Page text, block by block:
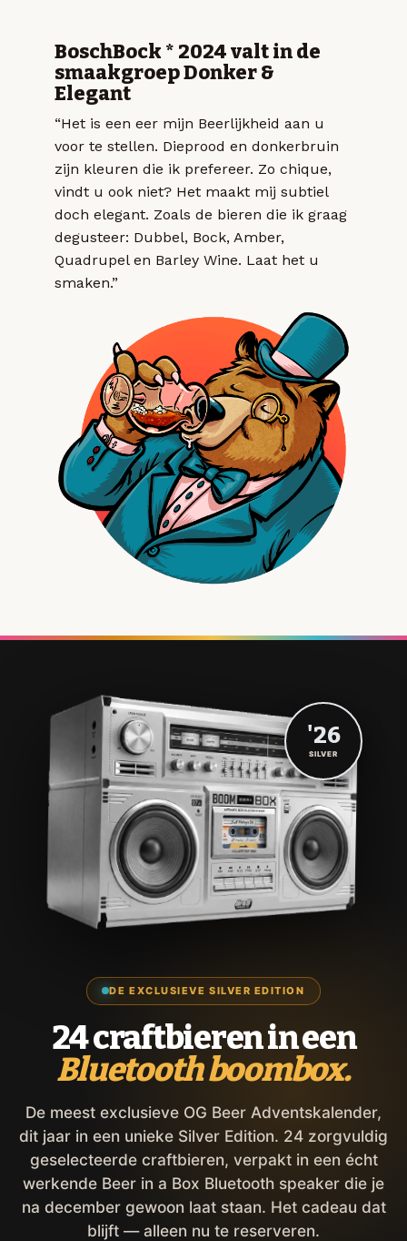
BoschBock * 2024 valt in de
smaakgroep Donker &
Elegant
“Het is een eer mijn Beerlijkheid aan u
voor te stellen. Dieprood en donkerbruin
zijn kleuren die ik prefereer. Zo chique,
vindt u ook niet? Het maakt mij subtiel
doch elegant. Zoals de bieren die ik graag
degusteer: Dubbel, Bock, Amber,
Quadrupel en Barley Wine. Laat het u
smaken.”
DE EXCLUSIEVE SILVER EDITION
24 craftbieren in een
Bluetooth boombox.
De meest exclusieve OG Beer Adventskalender,
dit jaar in een unieke Silver Edition. 24 zorgvuldig
geselecteerde craftbieren, verpakt in een écht
werkende Beer in a Box Bluetooth speaker die je
na december gewoon laat staan. Het cadeau dat
blijft — alleen nu te reserveren.
'26
SILVER